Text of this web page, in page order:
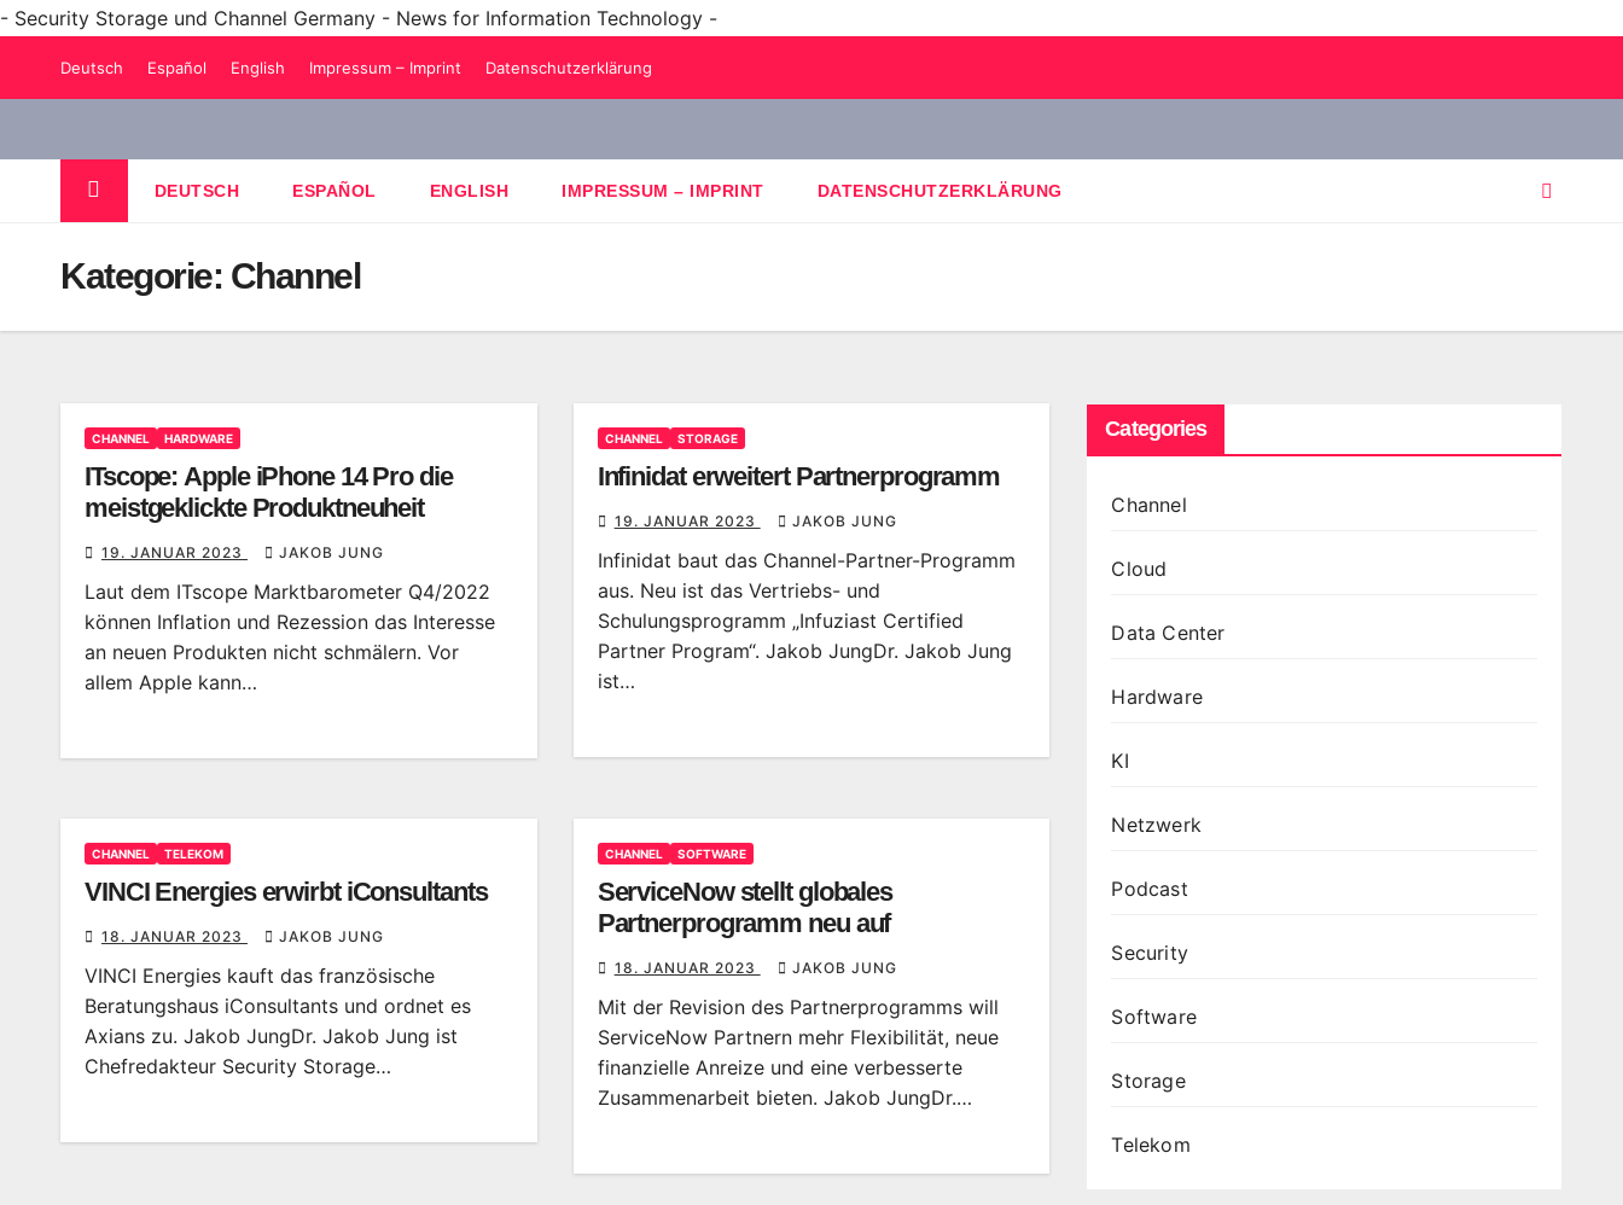
- Security Storage und Channel Germany - News for Information Technology -
Deutsch Español English Impressum – Imprint Datenschutzerklärung
DEUTSCH ESPAÑOL ENGLISH IMPRESSUM – IMPRINT DATENSCHUTZERKLÄRUNG
Kategorie: Channel
CHANNEL HARDWARE
ITscope: Apple iPhone 14 Pro die
meistgeklickte Produktneuheit
19. JANUAR 2023 JAKOB JUNG
Laut dem ITscope Marktbarometer Q4/2022
können Inflation und Rezession das Interesse
an neuen Produkten nicht schmälern. Vor
allem Apple kann…
CHANNEL STORAGE
Infinidat erweitert Partnerprogramm
19. JANUAR 2023 JAKOB JUNG
Infinidat baut das Channel-Partner-Programm
aus. Neu ist das Vertriebs- und
Schulungsprogramm „Infuziast Certified
Partner Program“. Jakob JungDr. Jakob Jung
ist…
CHANNEL TELEKOM
VINCI Energies erwirbt iConsultants
18. JANUAR 2023 JAKOB JUNG
VINCI Energies kauft das französische
Beratungshaus iConsultants und ordnet es
Axians zu. Jakob JungDr. Jakob Jung ist
Chefredakteur Security Storage…
CHANNEL SOFTWARE
ServiceNow stellt globales
Partnerprogramm neu auf
18. JANUAR 2023 JAKOB JUNG
Mit der Revision des Partnerprogramms will
ServiceNow Partnern mehr Flexibilität, neue
finanzielle Anreize und eine verbesserte
Zusammenarbeit bieten. Jakob JungDr.…
Categories
Channel
Cloud
Data Center
Hardware
KI
Netzwerk
Podcast
Security
Software
Storage
Telekom